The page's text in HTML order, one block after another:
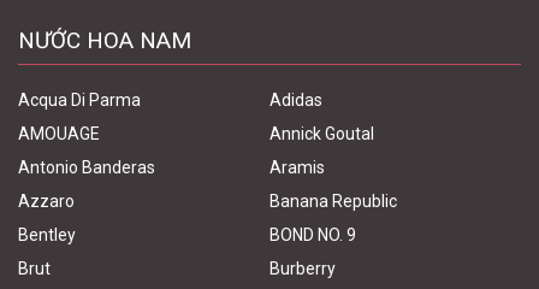
NƯỚC HOA NAM
Acqua Di Parma
Adidas
AMOUAGE
Annick Goutal
Antonio Banderas
Aramis
Azzaro
Banana Republic
Bentley
BOND NO. 9
Brut
Burberry